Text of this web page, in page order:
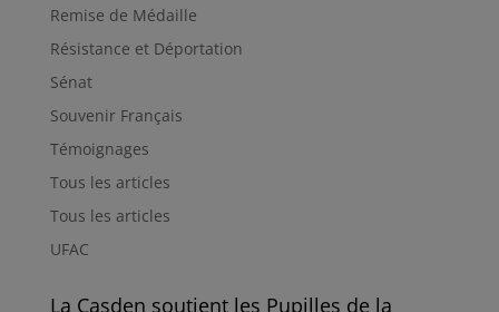
Remise de Médaille
Résistance et Déportation
Sénat
Souvenir Français
Témoignages
Tous les articles
Tous les articles
UFAC
La Casden soutient les Pupilles de la